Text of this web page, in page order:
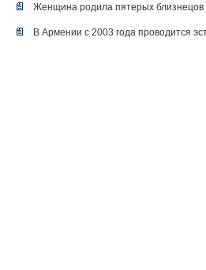
Женщина родила пятерых близнецов
В Армении с 2003 года проводится